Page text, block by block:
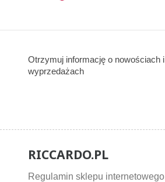
Otrzymuj informację o nowościach i
wyprzedażach
RICCARDO.PL
Regulamin sklepu internetowego